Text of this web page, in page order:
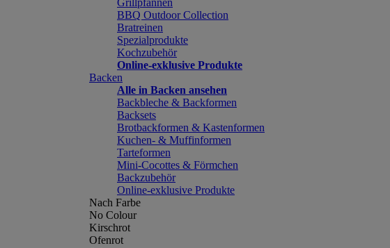
Grillpfannen
BBQ Outdoor Collection
Bratreinen
Spezialprodukte
Kochzubehör
Online-exklusive Produkte
Backen
Alle in Backen ansehen
Backbleche & Backformen
Backsets
Brotbackformen & Kastenformen
Kuchen- & Muffinformen
Tarteformen
Mini-Cocottes & Förmchen
Backzubehör
Online-exklusive Produkte
Nach Farbe
No Colour
Kirschrot
Ofenrot